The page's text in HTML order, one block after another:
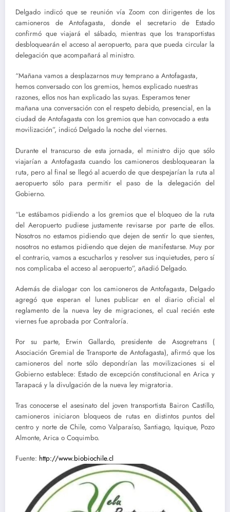
Delgado indicó que se reunión vía Zoom con dirigentes de los
camioneros de Antofagasta, donde el secretario de Estado
confirmó que viajará el sábado, mientras que los transportistas
desbloquearán el acceso al aeropuerto, para que pueda circular la
delegación que acompañará al ministro.
“Mañana vamos a desplazarnos muy temprano a Antofagasta,
hemos conversado con los gremios, hemos explicado nuestras
razones, ellos nos han explicado las suyas. Esperamos tener
mañana una conversación con el respeto debido, presencial, en la
ciudad de Antofagasta con los gremios que han convocado a esta
movilización”, indicó Delgado la noche del viernes.
Durante el transcurso de esta jornada, el ministro dijo que sólo
viajarían a Antofagasta cuando los camioneros desbloquearan la
ruta, pero al final se llegó al acuerdo de que despejarían la ruta al
aeropuerto sólo para permitir el paso de la delegación del
Gobierno.
“Le estábamos pidiendo a los gremios que el bloqueo de la ruta
del Aeropuerto pudiese justamente revisarse por parte de ellos.
Nosotros no estamos pidiendo que dejen de sentir lo que sientes,
nosotros no estamos pidiendo que dejen de manifestarse. Muy por
el contrario, vamos a escucharlos y resolver sus inquietudes, pero sí
nos complicaba el acceso al aeropuerto”, añadió Delgado.
Además de dialogar con los camioneros de Antofagasta, Delgado
agregó que esperan el lunes publicar en el diario oficial el
reglamento de la nueva ley de migraciones, el cual recién este
viernes fue aprobada por Contraloría.
Por su parte, Erwin Gallardo, presidente de Asogretrans (
Asociación Gremial de Transporte de Antofagasta), afirmó que los
camioneros del norte sólo depondrían las movilizaciones si el
Gobierno establece: Estado de excepción constitucional en Arica y
Tarapacá y la divulgación de la nueva ley migratoria.
Tras conocerse el asesinato del joven transportista Bairon Castillo,
camioneros iniciaron bloqueos de rutas en distintos puntos del
centro y norte de Chile, como Valparaíso, Santiago, Iquique, Pozo
Almonte, Arica o Coquimbo.
Fuente: http://www.biobiochile.cl